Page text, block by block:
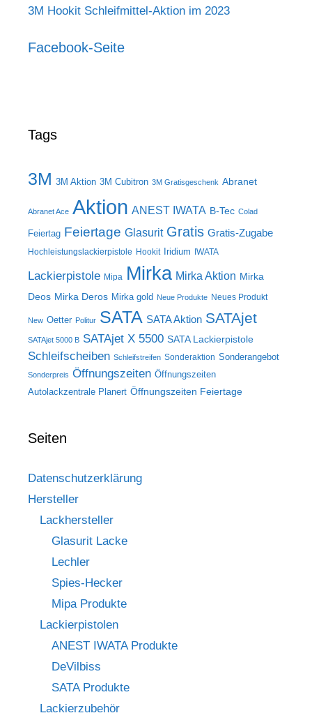
3M Hookit Schleifmittel-Aktion im 2023
Facebook-Seite
Tags
3M 3M Aktion 3M Cubitron 3M Gratisgeschenk Abranet
Abranet Ace Aktion ANEST IWATA B-Tec Colad
Feiertag Feiertage Glasurit Gratis Gratis-Zugabe
Hochleistungslackierpistole Hookit Iridium IWATA
Lackierpistole Mipa Mirka Mirka Aktion Mirka
Deos Mirka Deros Mirka gold Neue Produkte Neues Produkt
New Oetter Politur SATA SATA Aktion SATAjet
SATAjet 5000 B SATAjet X 5500 SATA Lackierpistole
Schleifscheiben Schleifstreifen Sonderaktion Sonderangebot
Sonderpreis Öffnungszeiten Öffnungszeiten
Autolackzentrale Planert Öffnungszeiten Feiertage
Seiten
Datenschutzerklärung
Hersteller
Lackhersteller
Glasurit Lacke
Lechler
Spies-Hecker
Mipa Produkte
Lackierpistolen
ANEST IWATA Produkte
DeVilbiss
SATA Produkte
Lackierzubehör